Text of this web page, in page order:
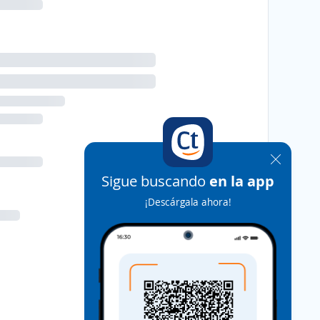
Sigue buscando en la app
¡Descárgala ahora!